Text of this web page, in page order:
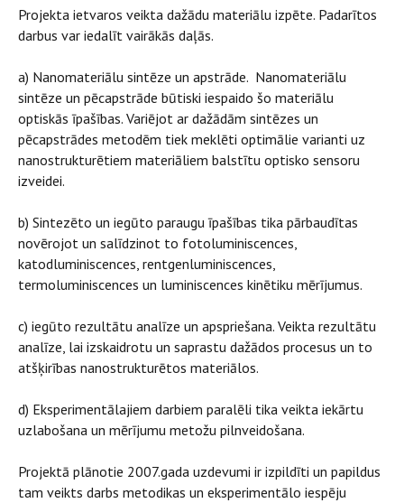
Projekta ietvaros veikta dažādu materiālu izpēte. Padarītos
darbus var iedalīt vairākās daļās.
a) Nanomateriālu sintēze un apstrāde. Nanomateriālu
sintēze un pēcapstrāde būtiski iespaido šo materiālu
optiskās īpašības. Variējot ar dažādām sintēzes un
pēcapstrādes metodēm tiek meklēti optimālie varianti uz
nanostrukturētiem materiāliem balstītu optisko sensoru
izveidei.
b) Sintezēto un iegūto paraugu īpašības tika pārbaudītas
novērojot un salīdzinot to fotoluminiscences,
katodluminiscences, rentgenluminiscences,
termoluminiscences un luminiscences kinētiku mērījumus.
c) iegūto rezultātu analīze un apspriešana. Veikta rezultātu
analīze, lai izskaidrotu un saprastu dažādos procesus un to
atšķirības nanostrukturētos materiālos.
d) Eksperimentālajiem darbiem paralēli tika veikta iekārtu
uzlabošana un mērījumu metožu pilnveidošana.
Projektā plānotie 2007.gada uzdevumi ir izpildīti un papildus
tam veikts darbs metodikas un eksperimentālo iespēju